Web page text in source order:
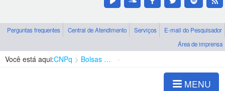
Perguntas frequentes Central de Atendimento Serviços
E-mail do Pesquisador
Área de imprensa
Você está aqui:CNPq Bolsas e Auxílios Vigentes
MENU